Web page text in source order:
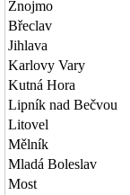
Znojmo
Břeclav
Jihlava
Karlovy Vary
Kutná Hora
Lipník nad Bečvou
Litovel
Mělník
Mladá Boleslav
Most